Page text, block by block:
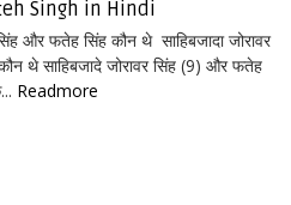
Singh in Hindi
सिंह और फतेह सिंह कौन थे साहिबजादा जोरावर
थे साहिबजादे जोरावर सिंह (9) और फतेह
Readmore